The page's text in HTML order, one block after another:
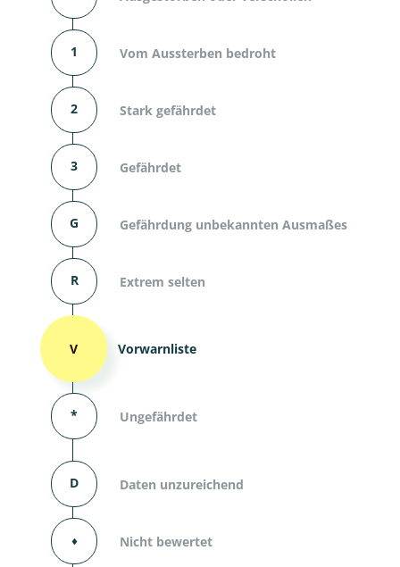
1 Vom Aussterben bedroht
2 Stark gefährdet
3 Gefährdet
G Gefährdung unbekannten Ausmaßes
R Extrem selten
V Vorwarnliste
* Ungefährdet
D Daten unzureichend
⬧ Nicht bewertet